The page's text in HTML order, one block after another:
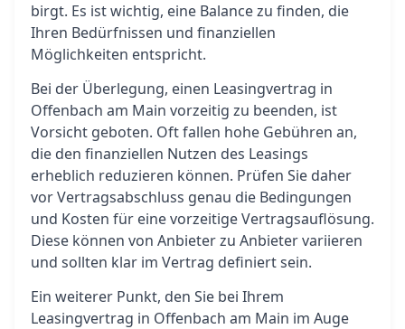
birgt. Es ist wichtig, eine Balance zu finden, die
Ihren Bedürfnissen und finanziellen
Möglichkeiten entspricht.
Bei der Überlegung, einen Leasingvertrag in
Offenbach am Main vorzeitig zu beenden, ist
Vorsicht geboten. Oft fallen hohe Gebühren an,
die den finanziellen Nutzen des Leasings
erheblich reduzieren können. Prüfen Sie daher
vor Vertragsabschluss genau die Bedingungen
und Kosten für eine vorzeitige Vertragsauflösung.
Diese können von Anbieter zu Anbieter variieren
und sollten klar im Vertrag definiert sein.
Ein weiterer Punkt, den Sie bei Ihrem
Leasingvertrag in Offenbach am Main im Auge